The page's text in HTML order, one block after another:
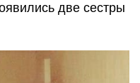
две сестры